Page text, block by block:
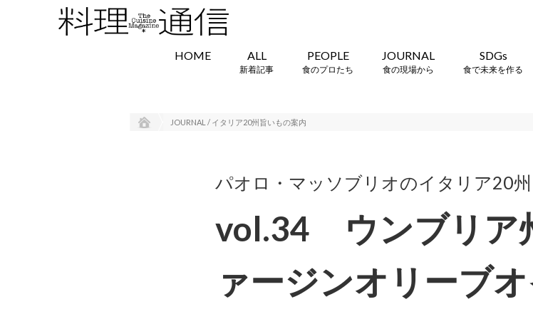
HOME ALL
新着記事
PEOPLE
食のプロたち
JOURNAL
食の現場から
SDGs
食で未来を作る
JOURNAL / イタリア20州旨いもの案内
パオロ・マッソブリオのイタリア20
vol.34 ウンブリア
ァージンオリーブ